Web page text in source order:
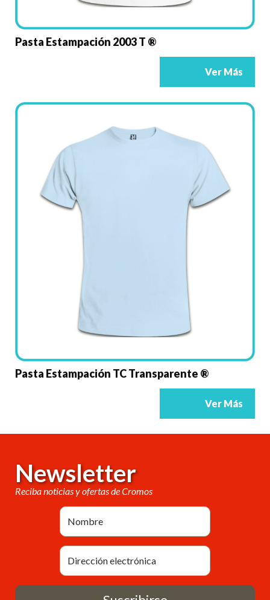
Pasta Estampación 2003 T ®
Ver Más
Pasta Estampación TC Transparente ®
Ver Más
Newsletter
Reciba noticias y ofertas de Cromos